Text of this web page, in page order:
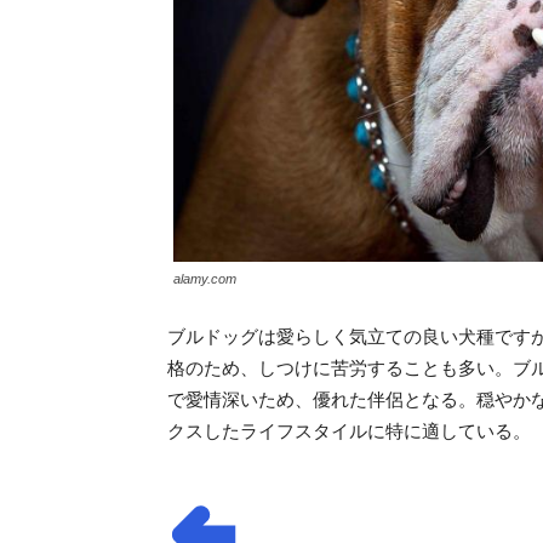
alamy.com
ブルドッグは愛らしく気立ての良い犬種で
格のため、しつけに苦労することも多い。ブ
で愛情深いため、優れた伴侶となる。穏や
クスしたライフスタイルに特に適している。